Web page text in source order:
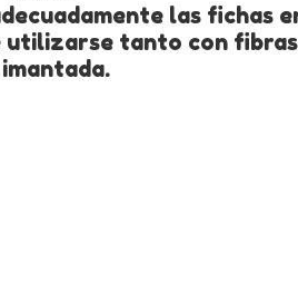
las fichas
utilizarse tanto con